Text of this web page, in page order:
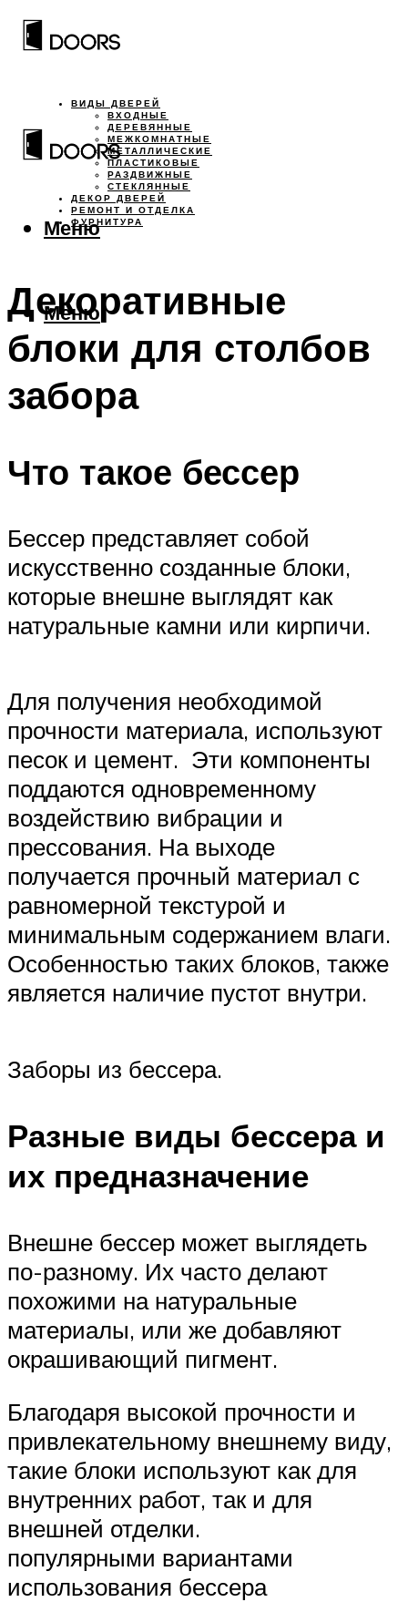
ВИДЫ ДВЕРЕЙ
ВХОДНЫЕ
ДЕРЕВЯННЫЕ
МЕЖКОМНАТНЫЕ
МЕТАЛЛИЧЕСКИЕ
ПЛАСТИКОВЫЕ
РАЗДВИЖНЫЕ
СТЕКЛЯННЫЕ
ДЕКОР ДВЕРЕЙ
РЕМОНТ И ОТДЕЛКА
ФУРНИТУРА
Меню
Меню
Декоративные
блоки для столбов
забора
Что такое бессер
Бессер представляет собой
искусственно созданные блоки,
которые внешне выглядят как
натуральные камни или кирпичи.
Для получения необходимой
прочности материала, используют
песок и цемент. Эти компоненты
поддаются одновременному
воздействию вибрации и
прессования. На выходе
получается прочный материал с
равномерной текстурой и
минимальным содержанием влаги.
Особенностью таких блоков, также
является наличие пустот внутри.
Заборы из бессера.
Разные виды бессера и
их предназначение
Внешне бессер может выглядеть
по-разному. Их часто делают
похожими на натуральные
материалы, или же добавляют
окрашивающий пигмент.
Благодаря высокой прочности и
привлекательному внешнему виду,
такие блоки используют как для
внутренних работ, так и для
внешней отделки.
популярными вариантами
использования бессера